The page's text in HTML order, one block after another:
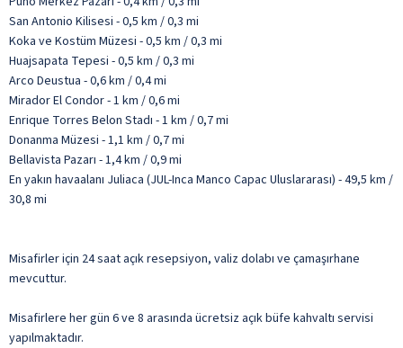
San Antonio Kilisesi - 0,5 km / 0,3 mi
Koka ve Kostüm Müzesi - 0,5 km / 0,3 mi
Huajsapata Tepesi - 0,5 km / 0,3 mi
Arco Deustua - 0,6 km / 0,4 mi
Mirador El Condor - 1 km / 0,6 mi
Enrique Torres Belon Stadı - 1 km / 0,7 mi
Donanma Müzesi - 1,1 km / 0,7 mi
Bellavista Pazarı - 1,4 km / 0,9 mi
En yakın havaalanı Juliaca (JUL-Inca Manco Capac Uluslararası) - 49,5 km /
30,8 mi
Misafirler için 24 saat açık resepsiyon, valiz dolabı ve çamaşırhane
mevcuttur.
Misafirlere her gün 6 ve 8 arasında ücretsiz açık büfe kahvaltı servisi
yapılmaktadır.